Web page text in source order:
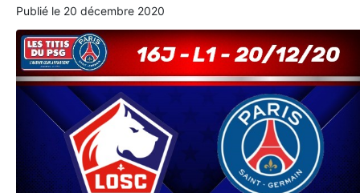
Publié le 20 décembre 2020